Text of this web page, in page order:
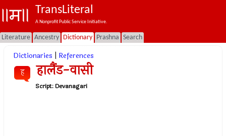
TransLiteral
A Nonprofit Public Service Initiative.
Literature Ancestry Dictionary Prashna Search
Dictionaries References
ह हालैंड-वासी
Script:Devanagari